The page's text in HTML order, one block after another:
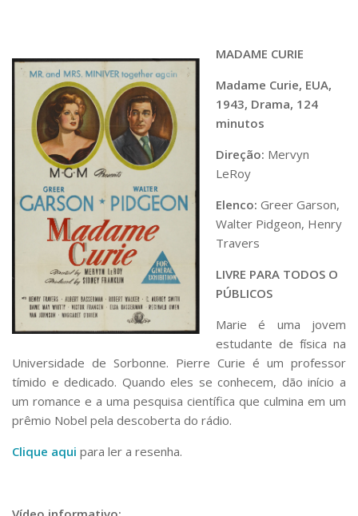
RH, Administrativo e Financeiro
Outros serviços
Comunicação
Assessorias e Mídias
Aplicativos e Sites
Jornal da USP
Agenda de Eventos
Defesa de Teses
MADAME CURIE
Madame Curie, EUA,
1943, Drama, 124
minutos
Direção: Mervyn
LeRoy
Elenco: Greer Garson,
Walter Pidgeon, Henry
Travers
LIVRE PARA TODOS O
PÚBLICOS
Marie é uma jovem
estudante de física na
Universidade de Sorbonne. Pierre Curie é um professor
tímido e dedicado. Quando eles se conhecem, dão início a
um romance e a uma pesquisa científica que culmina em um
prêmio Nobel pela descoberta do rádio.
Clique aqui para ler a resenha.